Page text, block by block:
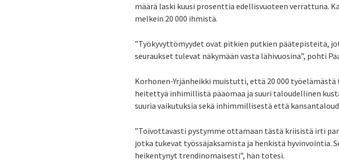
määrä laski kuusi prosenttia edellisvuoteen verrattuna.
melkein 20 000 ihmistä.
”Työkyvyttömyydet ovat pitkien putkien päätepisteitä,
seuraukset tulevat näkymään vasta lähivuosina”, pohti
Korhonen-Yrjänheikki muistutti, että 20 000
heitettyä inhimillistä pääomaa ja suuri taloudellinen
suuria vaikutuksia sekä inhimmillisestä että
”Toivottavasti pystymme ottamaan tästä kriisistä irti
jotka tukevat työssäjaksamista ja henkistä hyvinvointia.
heikentynyt trendinomaisesti”, hän totesi.